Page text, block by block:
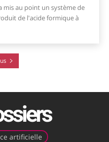
mis au point un système de
de l'acide formique à
artificielle